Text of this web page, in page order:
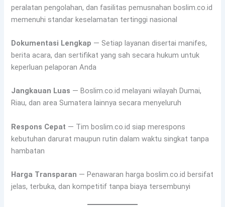
peralatan pengolahan, dan fasilitas pemusnahan boslim.co.id
memenuhi standar keselamatan tertinggi nasional
Dokumentasi Lengkap — Setiap layanan disertai manifes,
berita acara, dan sertifikat yang sah secara hukum untuk
keperluan pelaporan Anda
Jangkauan Luas — Boslim.co.id melayani wilayah Dumai,
Riau, dan area Sumatera lainnya secara menyeluruh
Respons Cepat — Tim boslim.co.id siap merespons
kebutuhan darurat maupun rutin dalam waktu singkat tanpa
hambatan
Harga Transparan — Penawaran harga boslim.co.id bersifat
jelas, terbuka, dan kompetitif tanpa biaya tersembunyi